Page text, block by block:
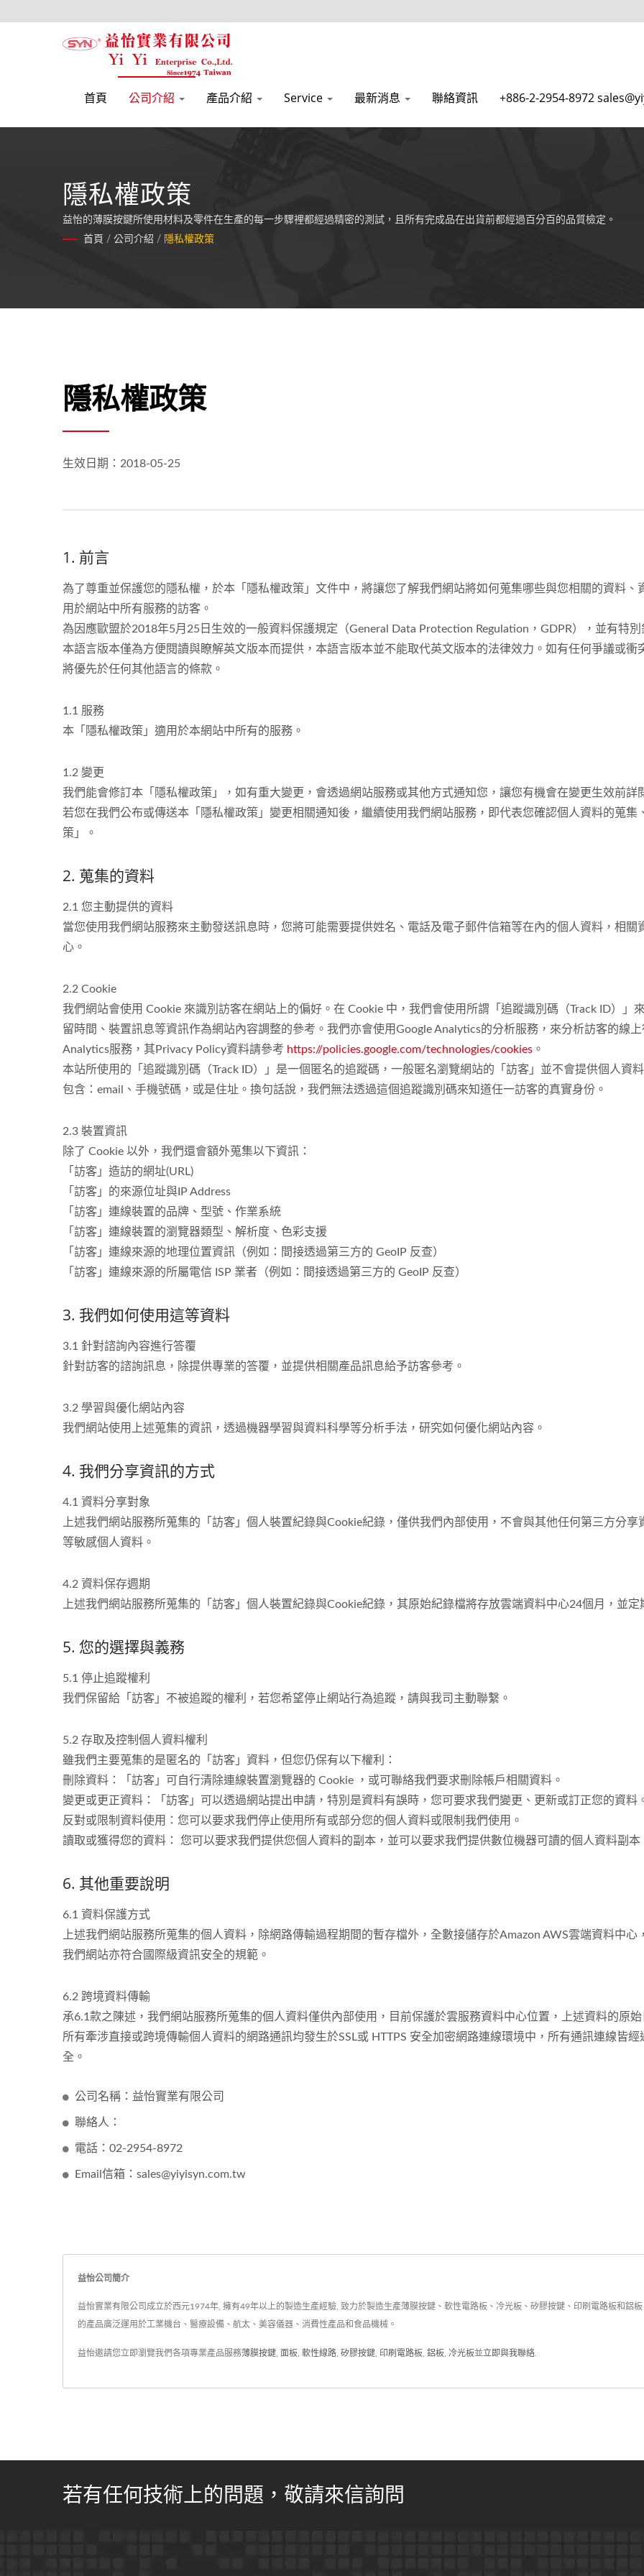
首頁 公司介紹 產品介紹 Service 最新消息 聯絡資訊 +886-2-2954-8972
隱私權政策
益怡的薄膜按鍵所使用材料及零件在生產的每一步驟裡都經過精密的測試，且所有完成品在出貨前都經過百分百的品質檢定。
首頁 / 公司介紹 / 隱私權政策
隱私權政策
生效日期：2018-05-25
1. 前言
為了尊重並保護您的隱私權，於本「隱私權政策」文件中，將讓您了解我們網站將如何蒐集哪些與您相關的資料
用於網站中所有服務的訪客。
為因應歐盟於2018年5月25日生效的一般資料保護規定（General Data Protection Regulation，GDPR），並有特
本語言版本僅為方便閱讀與瞭解英文版本而提供，本語言版本並不能取代英文版本的法律效力。如有任何爭議或
將優先於任何其他語言的條款。
1.1 服務
本「隱私權政策」適用於本網站中所有的服務。
1.2 變更
我們能會修訂本「隱私權政策」，如有重大變更，會透過網站服務或其他方式通知您，讓您有機會在變更生效前詳
若您在我們公布或傳送本「隱私權政策」變更相關通知後，繼續使用我們網站服務，即代表您確認個人資料的蒐
策」。
2. 蒐集的資料
2.1 您主動提供的資料
當您使用我們網站服務來主動發送訊息時，您將可能需要提供姓名、電話及電子郵件信箱等在內的個人資料，相
心。
2.2 Cookie
我們網站會使用 Cookie 來識別訪客在網站上的偏好。在 Cookie 中，我們會使用所謂「追蹤識別碼（Track ID）」
留時間、裝置訊息等資訊作為網站內容調整的參考。我們亦會使用Google Analytics的分析服務，來分析訪客的線
Analytics服務，其Privacy Policy資料請參考 https://policies.google.com/technologies/cookies 。
本站所使用的「追蹤識別碼（Track ID）」是一個匿名的追蹤碼，一般匿名瀏覽網站的「訪客」並不會提供個人資
包含：email、手機號碼，或是住址。換句話說，我們無法透過這個追蹤識別碼來知道任一訪客的真實身份。
2.3 裝置資訊
除了 Cookie 以外，我們還會額外蒐集以下資訊：
「訪客」造訪的網址(URL)
「訪客」的來源位址與IP Address
「訪客」連線裝置的品牌、型號、作業系統
「訪客」連線裝置的瀏覽器類型、解析度、色彩支援
「訪客」連線來源的地理位置資訊（例如：間接透過第三方的 GeoIP 反查）
「訪客」連線來源的所屬電信 ISP 業者（例如：間接透過第三方的 GeoIP 反查）
3. 我們如何使用這等資料
3.1 針對諮詢內容進行答覆
針對訪客的諮詢訊息，除提供專業的答覆，並提供相關產品訊息給予訪客參考。
3.2 學習與優化網站內容
我們網站使用上述蒐集的資訊，透過機器學習與資料科學等分析手法，研究如何優化網站內容。
4. 我們分享資訊的方式
4.1 資料分享對象
上述我們網站服務所蒐集的「訪客」個人裝置紀錄與Cookie紀錄，僅供我們內部使用，不會與其他任何第三方分
等敏感個人資料。
4.2 資料保存週期
上述我們網站服務所蒐集的「訪客」個人裝置紀錄與Cookie紀錄，其原始紀錄檔將存放雲端資料中心24個月，並
5. 您的選擇與義務
5.1 停止追蹤權利
我們保留給「訪客」不被追蹤的權利，若您希望停止網站行為追蹤，請與我司主動聯繫。
5.2 存取及控制個人資料權利
雖我們主要蒐集的是匿名的「訪客」資料，但您仍保有以下權利：
刪除資料：「訪客」可自行清除連線裝置瀏覽器的 Cookie ，或可聯絡我們要求刪除帳戶相關資料。
變更或更正資料：「訪客」可以透過網站提出申請，特別是資料有誤時，您可要求我們變更、更新或訂正您的資料
反對或限制資料使用：您可以要求我們停止使用所有或部分您的個人資料或限制我們使用。
讀取或獲得您的資料： 您可以要求我們提供您個人資料的副本，並可以要求我們提供數位機器可讀的個人資料副本
6. 其他重要說明
6.1 資料保護方式
上述我們網站服務所蒐集的個人資料，除網路傳輸過程期間的暫存檔外，全數接儲存於Amazon AWS雲端資料中
我們網站亦符合國際級資訊安全的規範。
6.2 跨境資料傳輸
承6.1款之陳述，我們網站服務所蒐集的個人資料僅供內部使用，目前保護於雲服務資料中心位置，上述資料的原
所有牽涉直接或跨境傳輸個人資料的網路通訊均發生於SSL或 HTTPS 安全加密網路連線環境中，所有通訊連線皆
全。
公司名稱：益怡實業有限公司
聯絡人：
電話：02-2954-8972
Email信箱：sales@yiyisyn.com.tw
益怡公司簡介
益怡實業有限公司成立於西元1974年, 擁有49年以上的製造生產經驗, 致力於製造生產薄膜按鍵、軟性電路板、冷光板、矽膠按鍵、印刷電路板和鋁
的產品廣泛運用於工業機台、醫療設備、航太、美容儀器、消費性產品和食品機械。
益怡邀請您立即瀏覽我們各項專業產品服務薄膜按鍵 面板 軟性線路 矽膠按鍵 印刷電路板 鋁板 冷光板並立即與我聯絡
若有任何技術上的問題，敬請來信詢問